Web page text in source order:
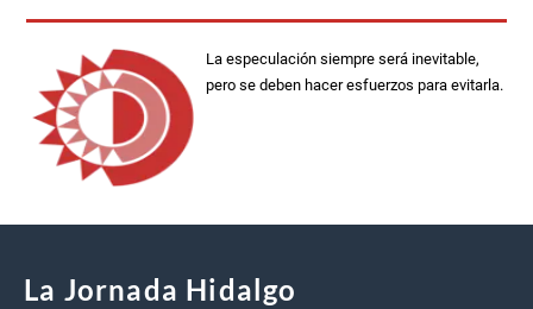
La especulación siempre será inevitable,
pero se deben hacer esfuerzos para evitarla.
La Jornada Hidalgo